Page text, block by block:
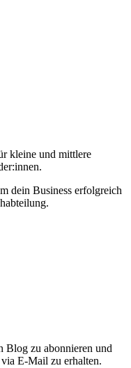
kleine und mittlere
dein Business erfolgreich
Blog zu abonnieren und
E-Mail zu erhalten.